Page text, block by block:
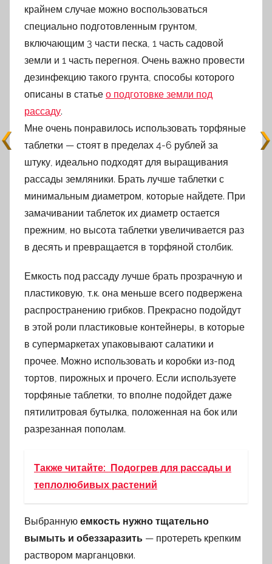
крайнем случае можно воспользоваться
специально подготовленным грунтом,
включающим 3 части песка, 1 часть садовой
земли и 1 часть перегноя. Очень важно провести
дезинфекцию такого грунта, способы которого
описаны в статье о подготовке земли под
рассаду.
Мне очень понравилось использовать торфяные
таблетки — стоят в пределах 4-6 рублей за
штуку, идеально подходят для выращивания
рассады земляники. Брать лучше таблетки с
минимальным диаметром, которые найдете. При
замачивании таблеток их диаметр остается
прежним, но высота таблетки увеличивается раз
в десять и превращается в торфяной столбик.
Емкость под рассаду лучше брать прозрачную и
пластиковую, т.к. она меньше всего подвержена
распространению грибков. Прекрасно подойдут
в этой роли пластиковые контейнеры, в которые
в супермаркетах упаковывают салатики и
прочее. Можно использовать и коробки из-под
тортов, пирожных и прочего. Если используете
торфяные таблетки, то вполне подойдет даже
пятилитровая бутылка, положенная на бок или
разрезанная пополам.
Также читайте: Подогрев для рассады и
теплолюбивых растений
Выбранную емкость нужно тщательно
вымыть и обеззаразить — протереть крепким
раствором марганцовки.